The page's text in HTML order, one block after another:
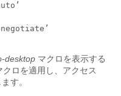
desktop マクロを表示する
ロを適用し、アクセス
す。